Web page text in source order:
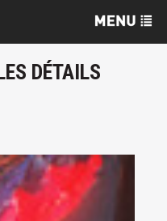
DÉTAILS